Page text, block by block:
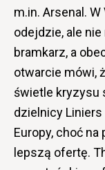
m.in. Arsenal.
odejdzie, ale nie
bramkarz, a
otwarcie mówi,
świetle kryzysu
dzielnicy
Europy, choć
lepszą ofertę.